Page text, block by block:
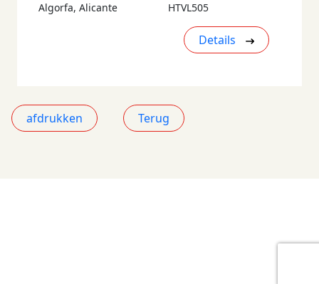
Algorfa, Alicante HTVL505
Details
afdrukken Terug